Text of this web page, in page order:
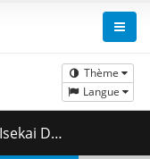
Thème
Langue
( 372.28 MB )